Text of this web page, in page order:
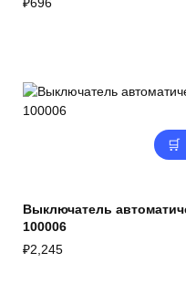
Выключатель
100006
₽2,245